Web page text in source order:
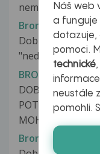
nemoc,která má
Bronchiální
Dobrý den, více
"nedodechnutí",
BRONCHIEKTAZIE
DOBRÝ
POTŘEBOVALA
MOHLA...
Bronchiektázie
Náš web
a funguje
dotazuje,
pomoci.
technické
neustále
pomohli.